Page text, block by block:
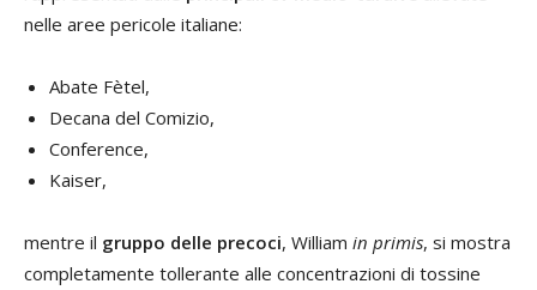
nelle aree pericole italiane:
Abate Fètel,
Decana del Comizio,
Conference,
Kaiser,
mentre il gruppo delle precoci, William in primis, si mostra
completamente tollerante alle concentrazioni di tossine